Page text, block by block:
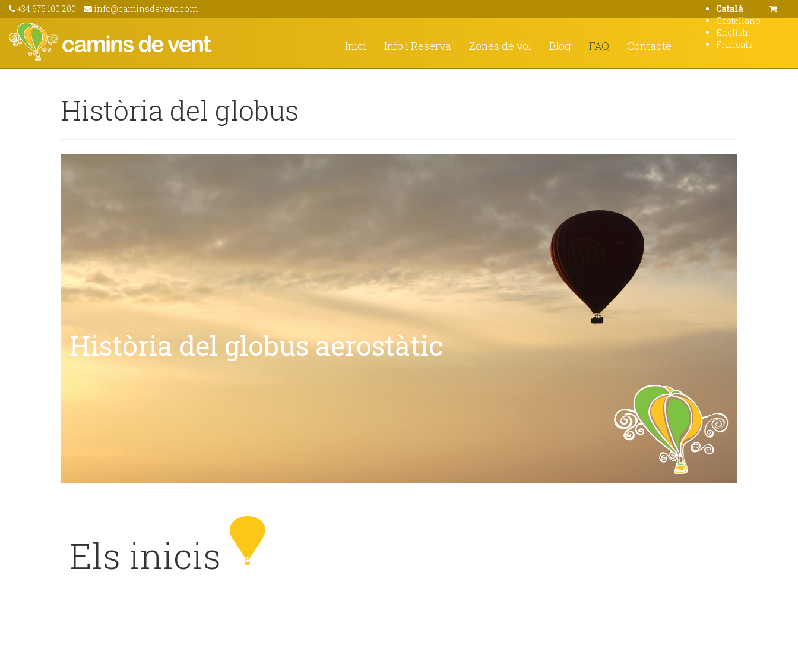
+34 675 100 200 info@caminsdevent.com
Català
Castellano
English
Français
Inici Info i Reserva Zones de vol Blog FAQ Contacte
Història del globus
Història del globus aerostàtic
Els inicis